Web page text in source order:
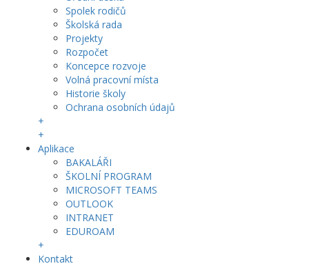
Spolek rodičů
Školská rada
Projekty
Rozpočet
Koncepce rozvoje
Volná pracovní místa
Historie školy
Ochrana osobních údajů
+
+
Aplikace
BAKALÁŘI
ŠKOLNÍ PROGRAM
MICROSOFT TEAMS
OUTLOOK
INTRANET
EDUROAM
+
Kontakt